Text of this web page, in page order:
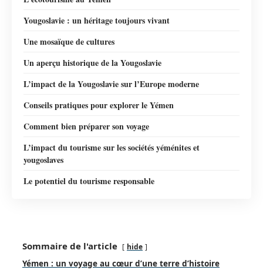
Yougoslavie : un héritage toujours vivant
Une mosaïque de cultures
Un aperçu historique de la Yougoslavie
L’impact de la Yougoslavie sur l’Europe moderne
Conseils pratiques pour explorer le Yémen
Comment bien préparer son voyage
L’impact du tourisme sur les sociétés yéménites et
yougoslaves
Le potentiel du tourisme responsable
Sommaire de l'article hide
Yémen : un voyage au cœur d’une terre d’histoire